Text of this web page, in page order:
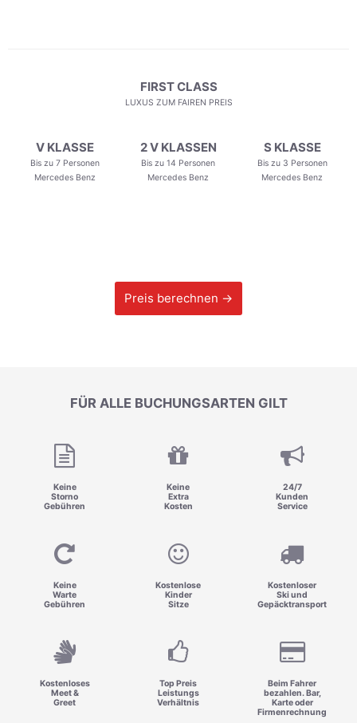
FIRST CLASS
LUXUS ZUM FAIREN PREIS
V KLASSE
Bis zu 7 Personen
Mercedes Benz
2 V KLASSEN
Bis zu 14 Personen
Mercedes Benz
S KLASSE
Bis zu 3 Personen
Mercedes Benz
Preis berechnen →
FÜR ALLE BUCHUNGSARTEN GILT
Keine
Storno
Gebühren
Keine
Extra
Kosten
24/7
Kunden
Service
Keine
Warte
Gebühren
Kostenlose
Kinder
Sitze
Kostenloser
Ski und
Gepäcktransport
Kostenloses
Meet &
Greet
Top Preis
Leistungs
Verhältnis
Beim Fahrer
bezahlen. Bar,
Karte oder
Firmenrechnung